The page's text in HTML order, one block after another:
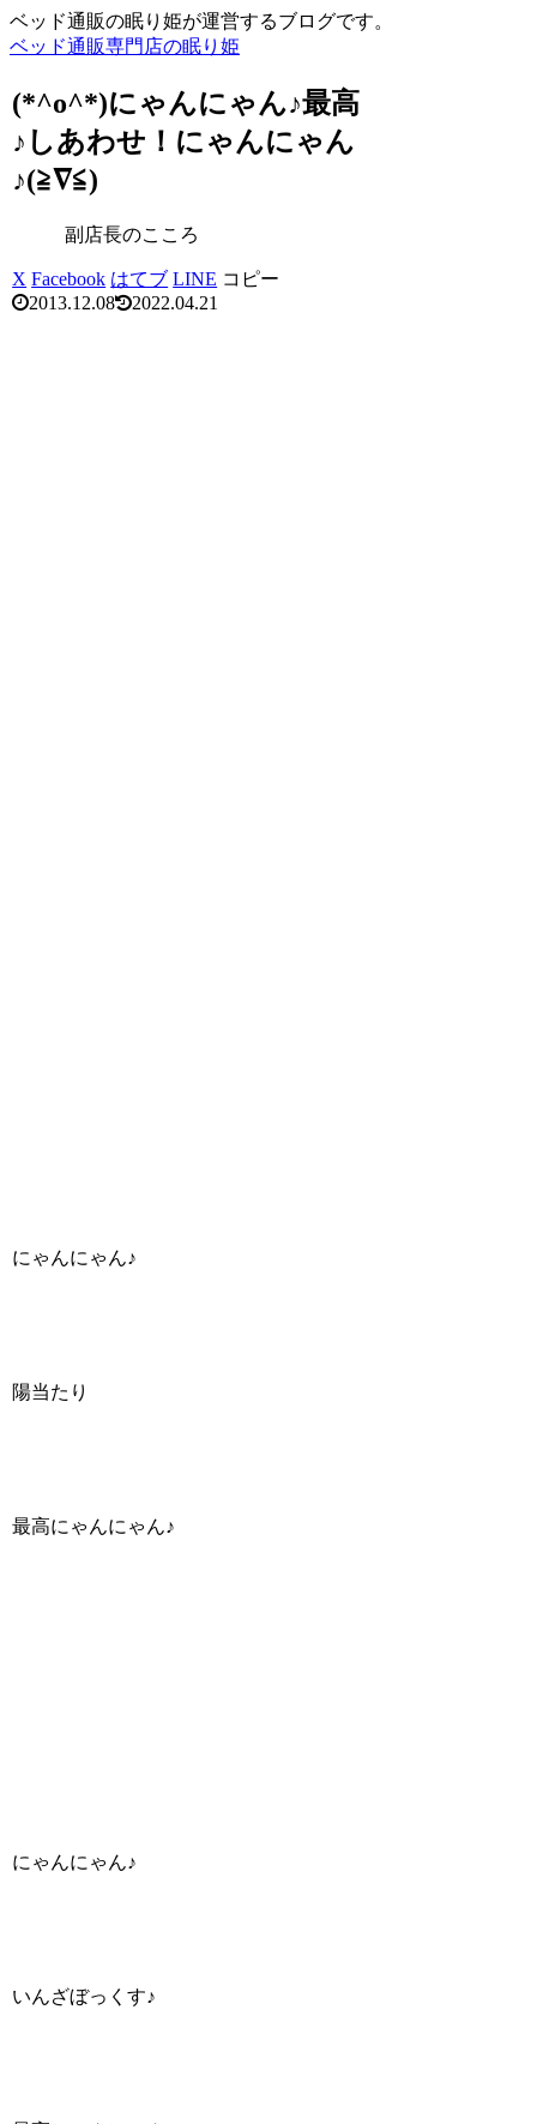
ベッド通販の眠り姫が運営するブログです。
ベッド通販専門店の眠り姫
(*^o^*)にゃんにゃん♪最高
♪しあわせ！にゃんにゃん
♪(≧∇≦)
副店長のこころ
X Facebook はてブ LINE コピー
2013.12.08
2022.04.21
にゃんにゃん♪
陽当たり
最高にゃんにゃん♪
にゃんにゃん♪
いんざぼっくす♪